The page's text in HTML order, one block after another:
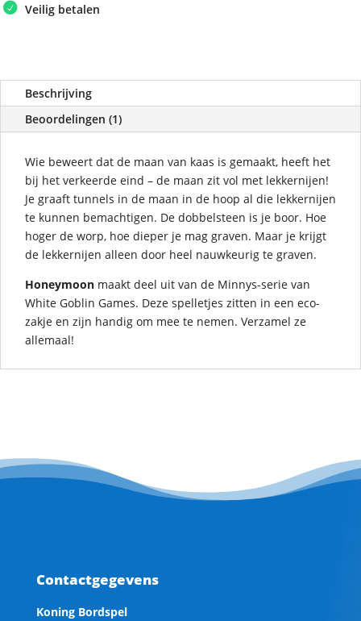
Veilig betalen
Beschrijving
Beoordelingen (1)
Wie beweert dat de maan van kaas is gemaakt, heeft het
bij het verkeerde eind – de maan zit vol met lekkernijen!
Je graaft tunnels in de maan in de hoop al die lekkernijen
te kunnen bemachtigen. De dobbelsteen is je boor. Hoe
hoger de worp, hoe dieper je mag graven. Maar je krijgt
de lekkernijen alleen door heel nauwkeurig te graven.
Honeymoon maakt deel uit van de Minnys-serie van
White Goblin Games. Deze spelletjes zitten in een eco-
zakje en zijn handig om mee te nemen. Verzamel ze
allemaal!
Contactgegevens
Koning Bordspel